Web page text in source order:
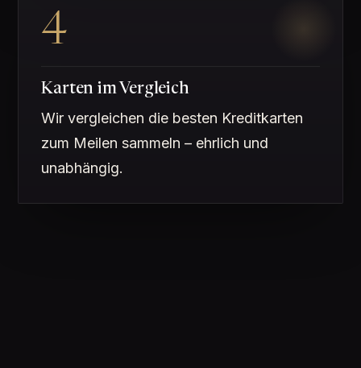
4
Karten im Vergleich
Wir vergleichen die besten Kreditkarten
zum Meilen sammeln – ehrlich und
unabhängig.